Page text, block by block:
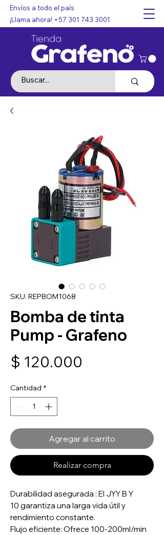
Envíos a todo el país
¡Llama ahora! +57 301 743 3001
SKU: REPBOM1068
Bomba de tinta
Pump - Grafeno
$ 120.000
Cantidad *
Agregar al carrito
Realizar compra
Durabilidad asegurada : El JYY B Y
10 garantiza una larga vida útil y
rendimiento constante.
Flujo eficiente: Ofrece 100-200ml/min